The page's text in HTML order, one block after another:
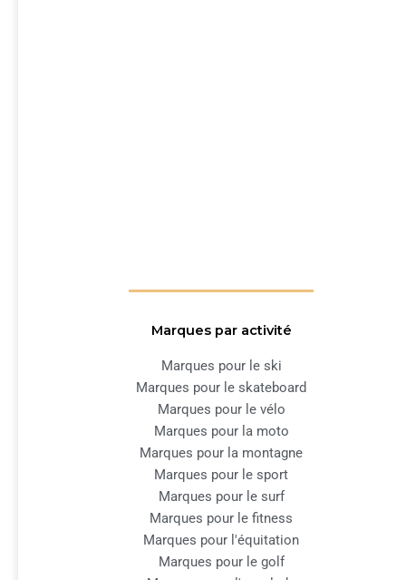
Marques par activité
Marques pour le ski
Marques pour le skateboard
Marques pour le vélo
Marques pour la moto
Marques pour la montagne
Marques pour le sport
Marques pour le surf
Marques pour le fitness
Marques pour l'équitation
Marques pour le golf